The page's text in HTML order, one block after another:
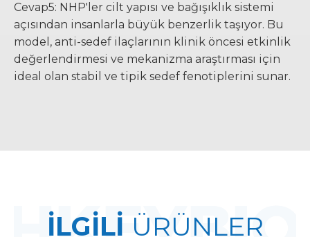
Cevap5: NHP'ler cilt yapısı ve bağışıklık sistemi
açısından insanlarla büyük benzerlik taşıyor. Bu
model, anti-sedef ilaçlarının klinik öncesi etkinlik
değerlendirmesi ve mekanizma araştırması için
ideal olan stabil ve tipik sedef fenotiplerini sunar.
İLGİLİ ÜRÜNLER